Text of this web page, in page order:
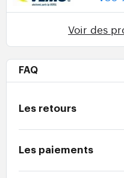
Voir des
FAQ
Les retours
Les paiements